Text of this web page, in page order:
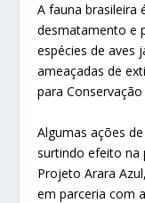
A fauna brasileira
desmatamento e
espécies de aves
ameaçadas de
para
Algumas ações
surtindo efeito na
Projeto Arara
em parceria com